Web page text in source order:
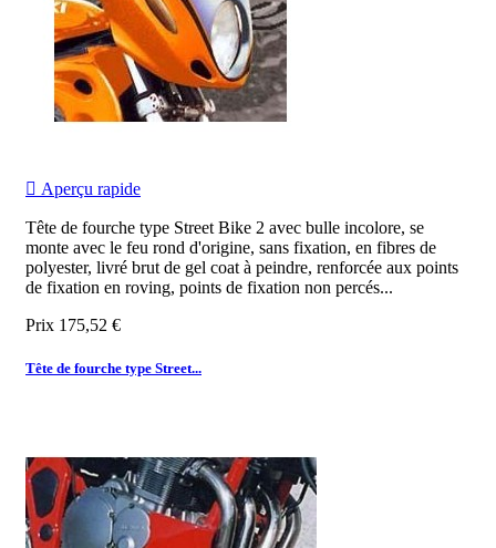
 Aperçu rapide
Tête de fourche type Street Bike 2 avec bulle incolore, se
monte avec le feu rond d'origine, sans fixation, en fibres de
polyester, livré brut de gel coat à peindre, renforcée aux points
de fixation en roving, points de fixation non percés...
Prix 175,52 €
Tête de fourche type Street...